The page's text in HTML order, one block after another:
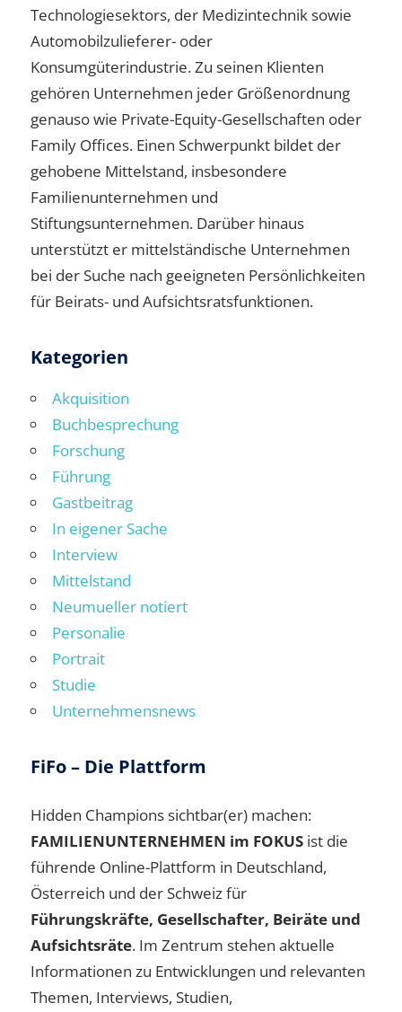
Technologiesektors, der Medizintechnik sowie
Automobilzulieferer- oder
Konsumgüterindustrie. Zu seinen Klienten
gehören Unternehmen jeder Größenordnung
genauso wie Private-Equity-Gesellschaften oder
Family Offices. Einen Schwerpunkt bildet der
gehobene Mittelstand, insbesondere
Familienunternehmen und
Stiftungsunternehmen. Darüber hinaus
unterstützt er mittelständische Unternehmen
bei der Suche nach geeigneten Persönlichkeiten
für Beirats- und Aufsichtsratsfunktionen.
Kategorien
Akquisition
Buchbesprechung
Forschung
Führung
Gastbeitrag
In eigener Sache
Interview
Mittelstand
Neumueller notiert
Personalie
Portrait
Studie
Unternehmensnews
FiFo – Die Plattform
Hidden Champions sichtbar(er) machen:
FAMILIENUNTERNEHMEN im FOKUS ist die
führende Online-Plattform in Deutschland,
Österreich und der Schweiz für
Führungskräfte, Gesellschafter, Beiräte und
Aufsichtsräte. Im Zentrum stehen aktuelle
Informationen zu Entwicklungen und relevanten
Themen, Interviews, Studien,